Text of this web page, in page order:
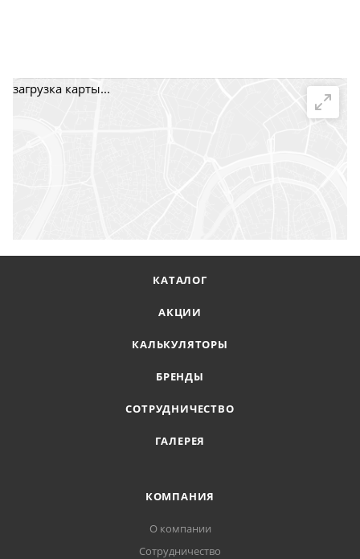
загрузка карты...
КАТАЛОГ
АКЦИИ
КАЛЬКУЛЯТОРЫ
БРЕНДЫ
СОТРУДНИЧЕСТВО
ГАЛЕРЕЯ
КОМПАНИЯ
О компании
Сотрудничество